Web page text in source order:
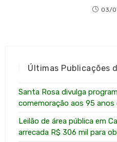
03/
Últimas Publicações
Santa Rosa divulga
comemoração aos 95 anos
Leilão de área pública em
arrecada R$ 306 mil para